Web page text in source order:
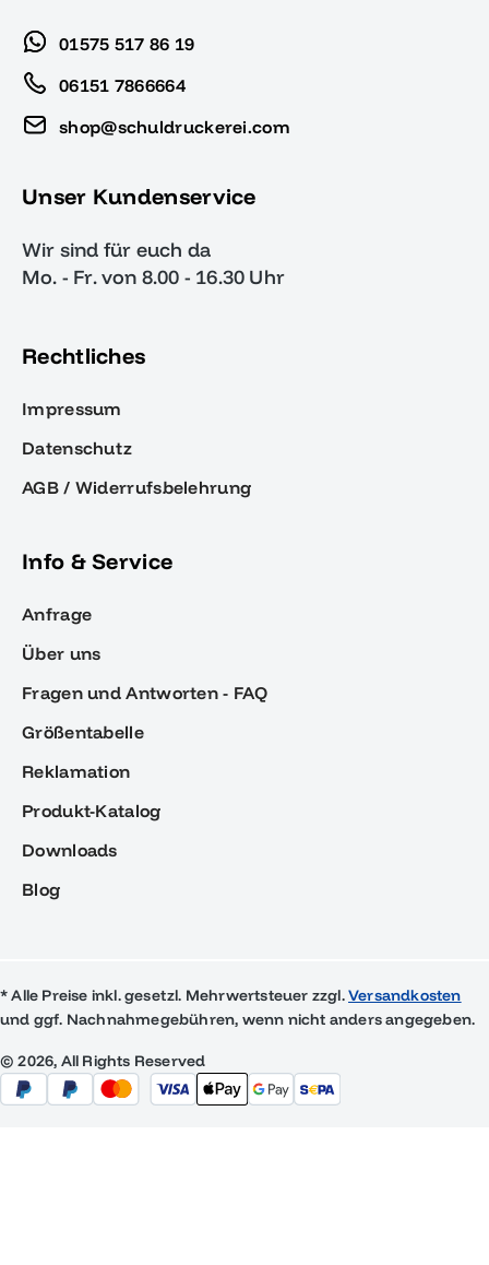
01575 517 86 19
06151 7866664
shop@schuldruckerei.com
Unser Kundenservice
Wir sind für euch da
Mo. - Fr. von 8.00 - 16.30 Uhr
Rechtliches
Impressum
Datenschutz
AGB / Widerrufsbelehrung
Info & Service
Anfrage
Über uns
Fragen und Antworten - FAQ
Größentabelle
Reklamation
Produkt-Katalog
Downloads
Blog
* Alle Preise inkl. gesetzl. Mehrwertsteuer zzgl.Versandkosten
und ggf. Nachnahmegebühren, wenn nicht anders angegeben.
© 2026, All Rights Reserved